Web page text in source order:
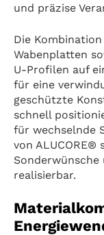
und präzise
Die
Wabenplatten
U-Profilen auf
für eine
geschützte
schnell
für wechselnde
von
realisierbar.